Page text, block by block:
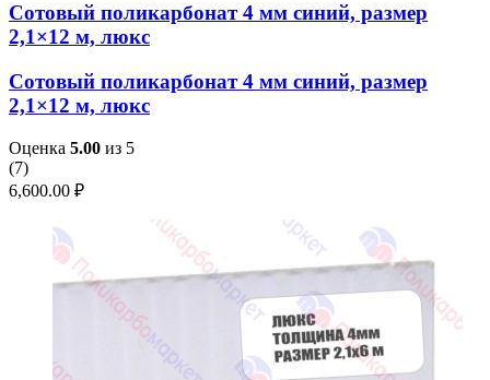
Сотовый поликарбонат 4 мм синий, размер
2,1×12 м, люкс
Сотовый поликарбонат 4 мм синий, размер
2,1×12 м, люкс
Оценка 5.00 из 5
(7)
6,600.00 ₽